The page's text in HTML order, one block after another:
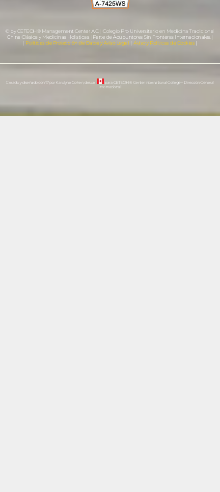
© by CETEOH® Management Center A.C. | Colegio Pro Universitario en Medicina Tradicional
China Clásica y Medicinas Holisticas | Parte de Acupuntores Sin Fronteras Internacionales. |
| Políticas de Protección de Datos y Aviso Legal | Aviso y Políticas de Cookies |
Creado y diseñado con ♡por Karolyne Cohen, desde
para CETEOH® Center International College – Dirección General
Internacional